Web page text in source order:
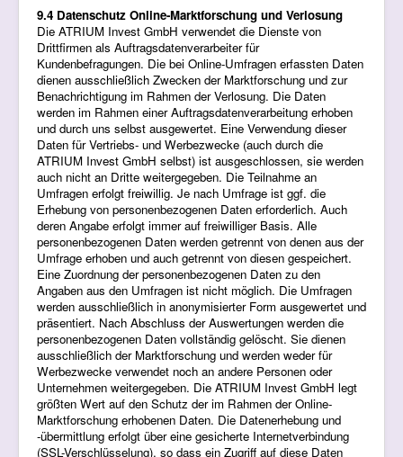
9.4 Datenschutz Online-Marktforschung und Verlosung
Die ATRIUM Invest GmbH verwendet die Dienste von
Drittfirmen als Auftragsdatenverarbeiter für
Kundenbefragungen. Die bei Online-Umfragen erfassten Daten
dienen ausschließlich Zwecken der Marktforschung und zur
Benachrichtigung im Rahmen der Verlosung. Die Daten
werden im Rahmen einer Auftragsdatenverarbeitung erhoben
und durch uns selbst ausgewertet. Eine Verwendung dieser
Daten für Vertriebs- und Werbezwecke (auch durch die
ATRIUM Invest GmbH selbst) ist ausgeschlossen, sie werden
auch nicht an Dritte weitergegeben. Die Teilnahme an
Umfragen erfolgt freiwillig. Je nach Umfrage ist ggf. die
Erhebung von personenbezogenen Daten erforderlich. Auch
deren Angabe erfolgt immer auf freiwilliger Basis. Alle
personenbezogenen Daten werden getrennt von denen aus der
Umfrage erhoben und auch getrennt von diesen gespeichert.
Eine Zuordnung der personenbezogenen Daten zu den
Angaben aus den Umfragen ist nicht möglich. Die Umfragen
werden ausschließlich in anonymisierter Form ausgewertet und
präsentiert. Nach Abschluss der Auswertungen werden die
personenbezogenen Daten vollständig gelöscht. Sie dienen
ausschließlich der Marktforschung und werden weder für
Werbezwecke verwendet noch an andere Personen oder
Unternehmen weitergegeben. Die ATRIUM Invest GmbH legt
größten Wert auf den Schutz der im Rahmen der Online-
Marktforschung erhobenen Daten. Die Datenerhebung und
-übermittlung erfolgt über eine gesicherte Internetverbindung
(SSL-Verschlüsselung), so dass ein Zugriff auf diese Daten